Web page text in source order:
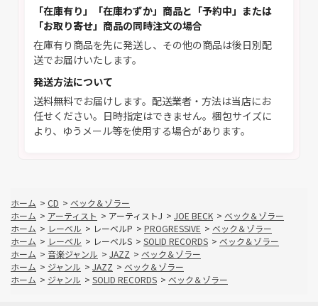
「在庫有り」「在庫わずか」商品と「予約中」または
「お取り寄せ」商品の同時注文の場合
在庫有り商品を先に発送し、その他の商品は後日別配
送でお届けいたします。
発送方法について
送料無料でお届けします。配送業者・方法は当店にお
任せください。日時指定はできません。梱包サイズに
より、ゆうメール等を使用する場合があります。
ホーム > CD > ベック＆ゾラー
ホーム > アーティスト > アーティストJ > JOE BECK > ベック＆ゾラー
ホーム > レーベル > レーベルP > PROGRESSIVE > ベック＆ゾラー
ホーム > レーベル > レーベルS > SOLID RECORDS > ベック＆ゾラー
ホーム > 音楽ジャンル > JAZZ > ベック＆ゾラー
ホーム > ジャンル > JAZZ > ベック＆ゾラー
ホーム > ジャンル > SOLID RECORDS > ベック＆ゾラー